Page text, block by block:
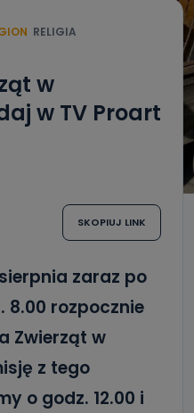
RELIGIA
w
w TV Proart
SKOPIUJ LINK
zaraz po
8.00 rozpocznie
Zwierząt w
z tego
o godz. 12.00 i